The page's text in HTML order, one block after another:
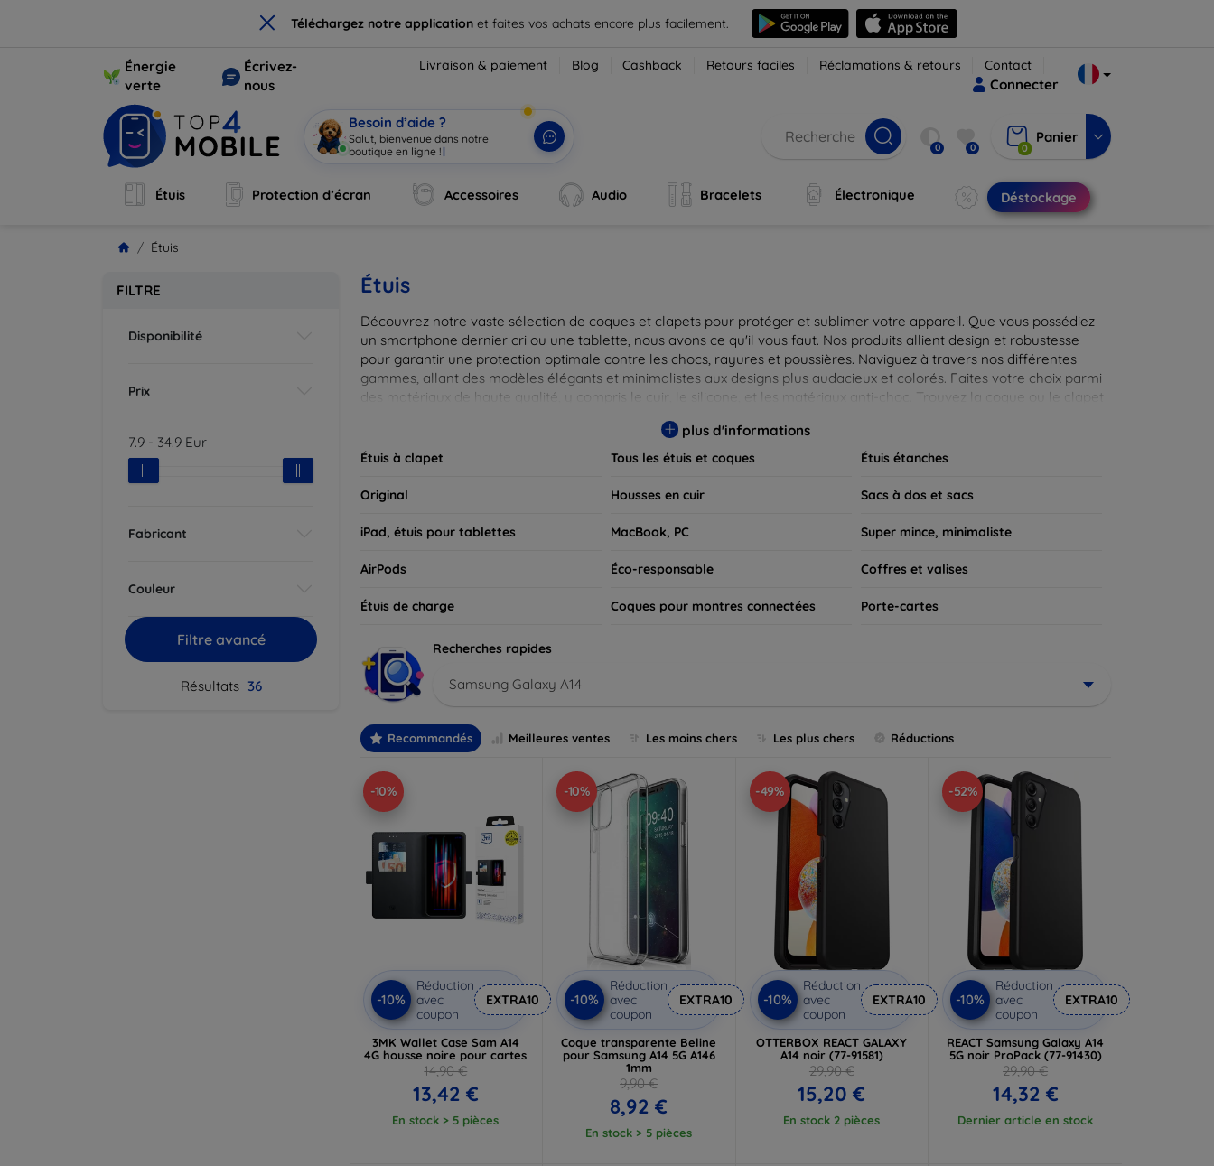
× Téléchargez notre application et faites vos achats encore plus facilement.
Énergie
verte
Écrivez-
nous
Livraison & paiement Blog Cashback Retours faciles Réclamations & retours Contact
Connecter
Besoin d’aide ?
Salut, bienvenue dans notre
boutique e| 0 0 0
Panier
Étuis Protection d’écran Accessoires Audio Bracelets Électronique Déstockage
Étuis
FILTRE
Disponibilité
Prix
7.9 - 34.9 Eur
Fabricant
Couleur
Filtre avancé
Résultats 36
Étuis
Découvrez notre vaste sélection de coques et clapets pour protéger et sublimer votre appareil. Que vous possédiez
un smartphone dernier cri ou une tablette, nous avons ce qu'il vous faut. Nos produits allient design et robustesse
pour garantir une protection optimale contre les chocs, rayures et poussières. Naviguez à travers nos différentes
gammes, allant des modèles élégants et minimalistes aux designs plus audacieux et colorés. Faites votre choix parmi
des matériaux de haute qualité, y compris le cuir, le silicone, et les matériaux anti-choc. Trouvez la coque ou le clapet
plus d'informations
Étuis à clapet Tous les étuis et coques Étuis étanches
Original Housses en cuir Sacs à dos et sacs
iPad, étuis pour tablettes MacBook, PC Super mince, minimaliste
AirPods Éco-responsable Coffres et valises
Étuis de charge Coques pour montres connectées Porte-cartes
Recherches rapides
Samsung Galaxy A14
Recommandés Meilleures ventes Les moins chers Les plus chers Réductions
-10%
-10%
Réduction
avec
coupon
EXTRA10
3MK Wallet Case Sam A14
4G housse noire pour cartes
14,90 €
13,42 €
En stock > 5 pièces
-10%
-10%
Réduction
avec
coupon
EXTRA10
Coque transparente Beline
pour Samsung A14 5G A146
1mm
9,90 €
8,92 €
En stock > 5 pièces
-49%
-10%
Réduction
avec
coupon
EXTRA10
OTTERBOX REACT GALAXY
A14 noir (77-91581)
29,90 €
15,20 €
En stock 2 pièces
-52%
-10%
Réduction
avec
coupon
EXTRA10
REACT Samsung Galaxy A14
5G noir ProPack (77-91430)
29,90 €
14,32 €
Dernier article en stock